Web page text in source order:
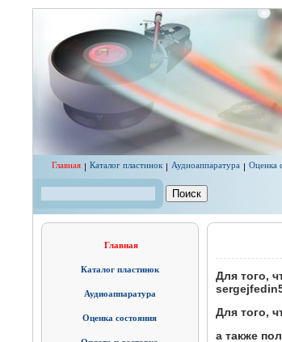
Главная Каталог пластинок Аудиоаппаратура Оценка
Главная
Каталог пластинок
Аудиоаппаратура
Оценка состояния
Для того,
Для того,
а также